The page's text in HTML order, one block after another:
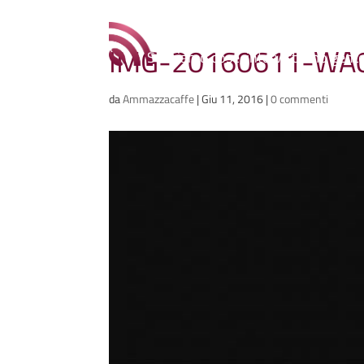
Ammazzacaffè
Scriviamo cose, intervistiamo
IMG-20160611-
daAmmazzacaffe|Giu 11, 2016|0 commenti